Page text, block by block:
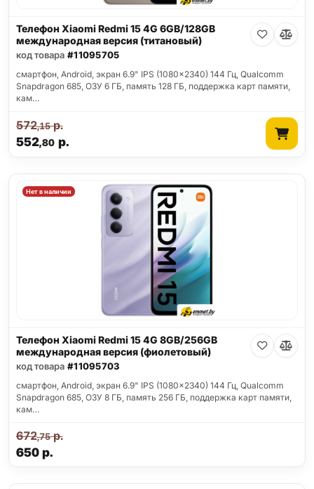
Телефон Xiaomi Redmi 15 4G 6GB/128GB
международная версия (титановый)
код товара #11095705
смартфон, Android, экран 6.9" IPS (1080x2340) 144 Гц, Qualcomm
Snapdragon 685, ОЗУ 6 ГБ, память 128 ГБ, поддержка карт памяти,
кам…
552,80р.
572,15р.
Нет в наличии
Телефон Xiaomi Redmi 15 4G 8GB/256GB
международная версия (фиолетовый)
код товара #11095703
смартфон, Android, экран 6.9" IPS (1080x2340) 144 Гц, Qualcomm
Snapdragon 685, ОЗУ 8 ГБ, память 256 ГБ, поддержка карт памяти,
кам…
650р.
672,75р.